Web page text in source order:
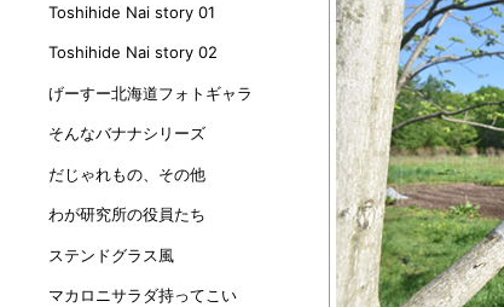
Toshihide Nai story 01
Toshihide Nai story 02
げーすー北海道フォトギャラ
そんなバナナシリーズ
だじゃれもの、その他
わが研究所の役員たち
ステンドグラス風
マカロニサラダ持ってこい